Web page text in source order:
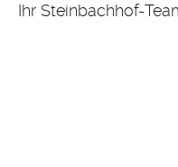
Ihr Steinbachhof-